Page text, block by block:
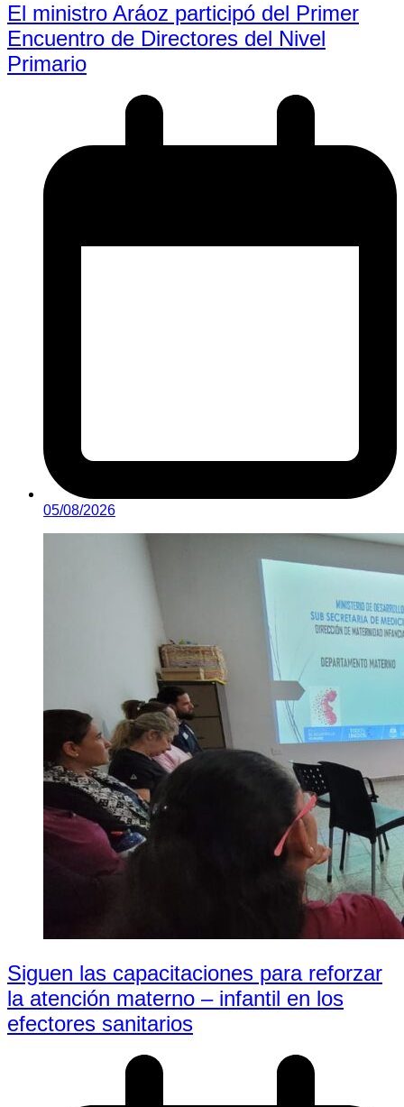
El ministro Aráoz participó del Primer
Encuentro de Directores del Nivel
Primario
05/08/2026
Siguen las capacitaciones para reforzar
la atención materno – infantil en los
efectores sanitarios